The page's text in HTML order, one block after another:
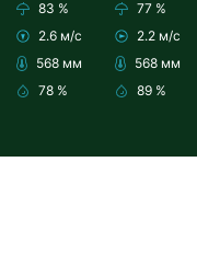
83 %
2.6 м/с
568 мм
78 %
77 %
2.2 м/с
568 мм
89 %